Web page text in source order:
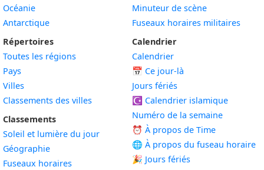
Océanie
Antarctique
Répertoires
Toutes les régions
Pays
Villes
Classements des villes
Classements
Soleil et lumière du jour
Géographie
Fuseaux horaires
Minuteur de scène
Fuseaux horaires militaires
Calendrier
Calendrier
📅 Ce jour-là
Jours fériés
☪️ Calendrier islamique
Numéro de la semaine
⏰ À propos de Time
🌐 À propos du fuseau horaire
🎉 Jours fériés